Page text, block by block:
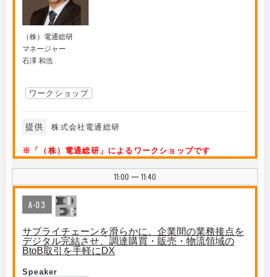
（株）電通総研
マネージャー
石澤 和浩
ワークショップ
提供 株式会社電通総研
※「（株）電通総研」によるワークショップです
11:00 | 11:40
A-03
サプライチェーンを滑らかに。企業間の業務接点を
デジタル完結させ、調達購買・販売・物流領域の
BtoB取引を手軽にDX
Speaker